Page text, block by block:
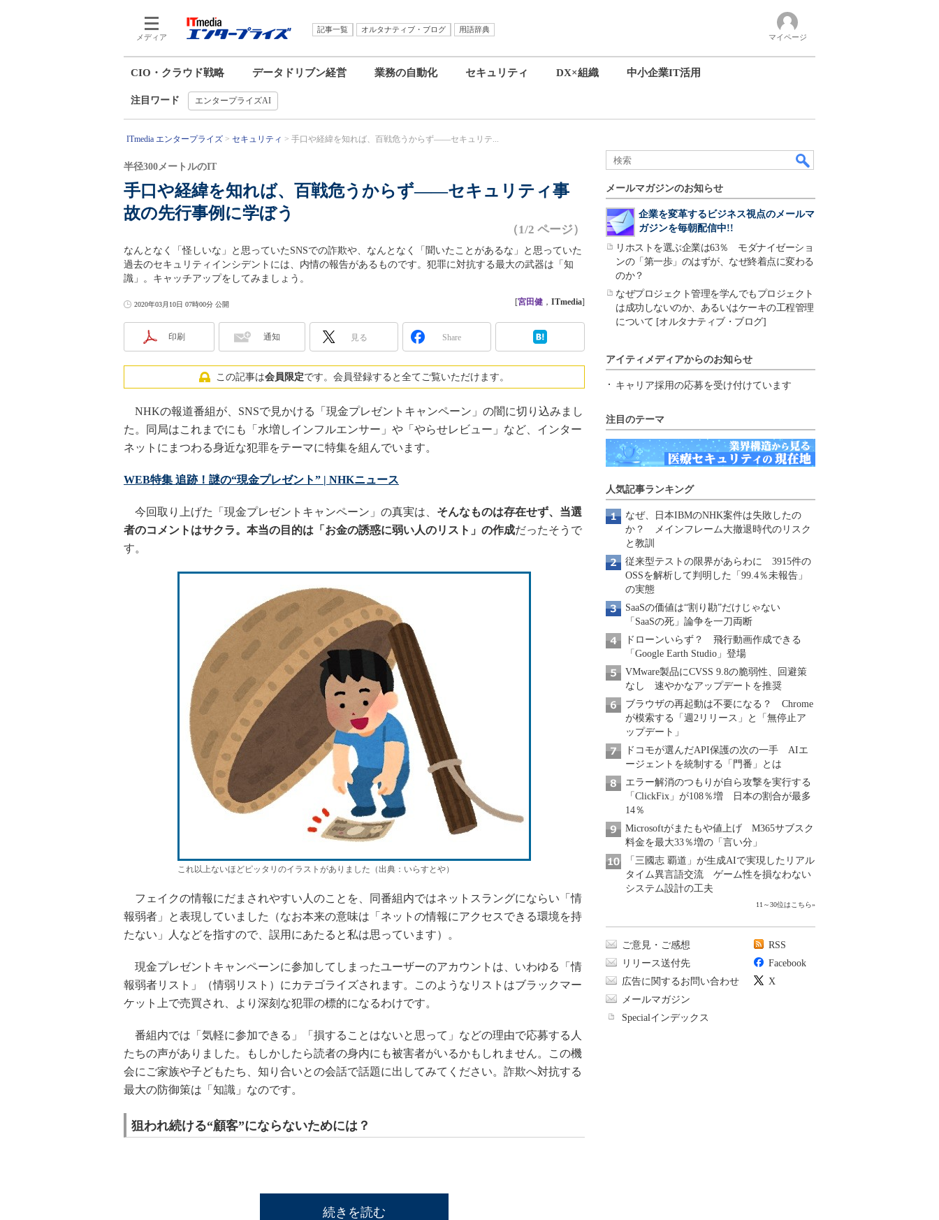
メディア
記事一覧 オルタナティブ・ブログ
用語辞典
マイページ
CIO・クラウド戦略 データドリブン経営 業務の自動化 セキュリティ DX×組織 中小企業IT活用
注目ワード エンタープライズAI
ITmedia エンタープライズ セキュリティ 手口や経緯を知れば、百戦危うからず――セキュリテ...
手口や経緯を知れば、百戦危うからず――セキュリティ事
故の先行事例に学ぼう
半径300メートルのIT
（1/2 ページ）
なんとなく「怪しいな」と思っていたSNSでの詐欺や、なんとなく「聞いたことがあるな」と思っていた
過去のセキュリティインシデントには、内情の報告があるものです。犯罪に対抗する最大の武器は「知
識」。キャッチアップをしてみましょう。
2020年03月10日 07時00分 公開 [宮田健 ， ITmedia]
印刷 通知 見る Share
この記事は会員限定です。会員登録すると全てご覧いただけます。
NHKの報道番組が、SNSで見かける「現金プレゼントキャンペーン」の闇に切り込みまし
た。同局はこれまでにも「水増しインフルエンサー」や「やらせレビュー」など、インター
ネットにまつわる身近な犯罪をテーマに特集を組んでいます。
WEB特集 追跡！謎の“現金プレゼント” | NHKニュース
今回取り上げた「現金プレゼントキャンペーン」の真実は、 そんなものは存在せず、当選
者のコメントはサクラ。本当の目的は「お金の誘惑に弱い人のリスト」の作成だったそうで
す。
これ以上ないほどピッタリのイラストがありました（出典：いらすとや）
フェイクの情報にだまされやすい人のことを、同番組内ではネットスラングにならい「情
報弱者」と表現していました（なお本来の意味は「ネットの情報にアクセスできる環境を持
たない」人などを指すので、誤用にあたると私は思っています）。
現金プレゼントキャンペーンに参加してしまったユーザーのアカウントは、いわゆる「情
報弱者リスト」（情弱リスト）にカテゴライズされます。このようなリストはブラックマー
ケット上で売買され、より深刻な犯罪の標的になるわけです。
番組内では「気軽に参加できる」「損することはないと思って」などの理由で応募する人
たちの声がありました。もしかしたら読者の身内にも被害者がいるかもしれません。この機
会にご家族や子どもたち、知り合いとの会話で話題に出してみてください。詐欺へ対抗する
最大の防御策は「知識」なのです。
狙われ続ける“顧客”にならないためには？
続きを読む
メールマガジンのお知らせ
企業を変革するビジネス視点のメールマ
ガジンを毎朝配信中!!
リホストを選ぶ企業は63％ モダナイゼーショ
ンの「第一歩」のはずが、なぜ終着点に変わる
のか？
なぜプロジェクト管理を学んでもプロジェクト
は成功しないのか、あるいはケーキの工程管理
について [オルタナティブ・ブログ]
アイティメディアからのお知らせ
キャリア採用の応募を受け付けています
注目のテーマ
人気記事ランキング
なぜ、日本IBMのNHK案件は失敗したの
か？ メインフレーム大撤退時代のリスク
と教訓
従来型テストの限界があらわに 3915件の
OSSを解析して判明した「99.4％未報告」
の実態
SaaSの価値は“割り勘”だけじゃない
「SaaSの死」論争を一刀両断
ドローンいらず？ 飛行動画作成できる
「Google Earth Studio」登場
VMware製品にCVSS 9.8の脆弱性、回避策
なし 速やかなアップデートを推奨
ブラウザの再起動は不要になる？ Chrome
が模索する「週2リリース」と「無停止ア
ップデート」
ドコモが選んだAPI保護の次の一手 AIエ
ージェントを統制する「門番」とは
エラー解消のつもりが自ら攻撃を実行する
「ClickFix」が108％増 日本の割合が最多
14％
Microsoftがまたもや値上げ M365サブスク
料金を最大33％増の「言い分」
「三國志 覇道」が生成AIで実現したリアル
タイム異言語交流 ゲーム性を損なわない
システム設計の工夫
11～30位はこちら»
ご意見・ご感想
リリース送付先
広告に関するお問い合わせ
メールマガジン
Specialインデックス
RSS
Facebook
X